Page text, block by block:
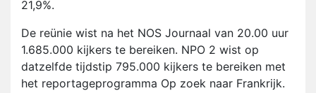
21,9%.
De reünie wist na het NOS Journaal van 20.00 uur
1.685.000 kijkers te bereiken. NPO 2 wist op
datzelfde tijdstip 795.000 kijkers te bereiken met
het reportageprogramma Op zoek naar Frankrijk.